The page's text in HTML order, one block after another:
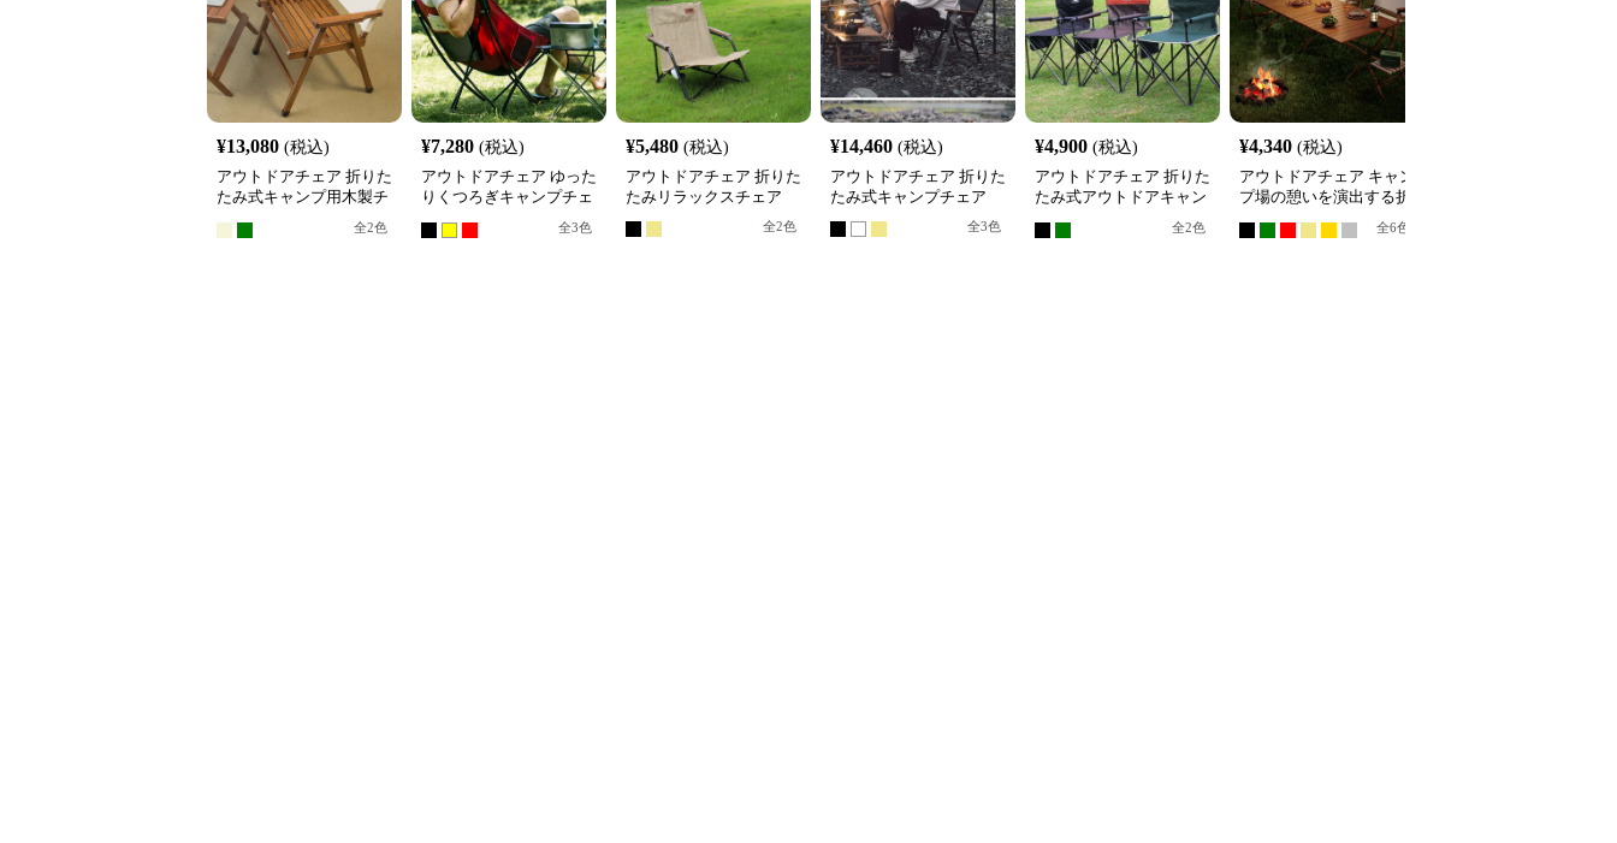
¥13,080 (税込)
アウトドアチェア 折りた
たみ式キャンプ用木製チ
全2色
¥7,280 (税込)
アウトドアチェア ゆった
りくつろぎキャンプチェ
全3色
¥5,480 (税込)
アウトドアチェア 折りた
たみリラックスチェア
全2色
¥14,460 (税込)
アウトドアチェア 折りた
たみ式キャンプチェア
全3色
¥4,900 (税込)
アウトドアチェア 折りた
たみ式アウトドアキャン
全2色
¥4,340 (税込)
アウトドアチェア キャン
プ場の憩いを演出する折
全6色